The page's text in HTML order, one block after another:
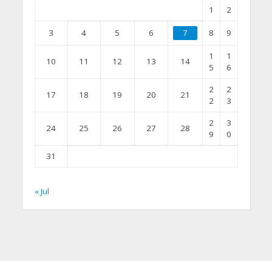
1 2
3 4 5 6 7 8 9
10 11 12 13 14
1
5
1
6
17 18 19 20 21
2
2
2
3
24 25 26 27 28
2
9
3
0
31
« Jul